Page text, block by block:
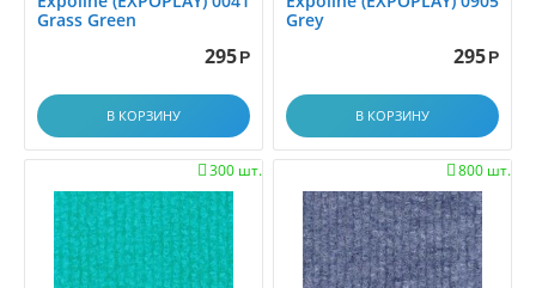
Grass Green
295 Р
В КОРЗИНУ
Grey
295 Р
В КОРЗИНУ
300 шт.
 800 шт.
